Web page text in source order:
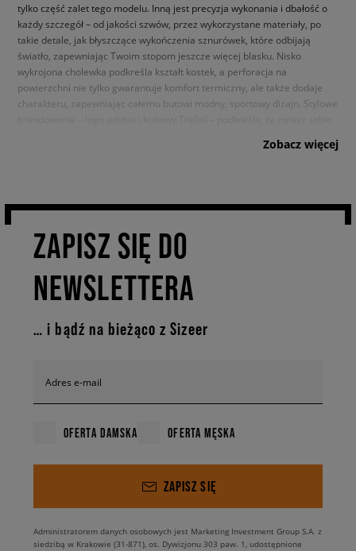
tylko część zalet tego modelu. Inną jest precyzja wykonania i dbałość o
każdy szczegół – od jakości szwów, przez wykorzystane materiały, po
takie detale, jak błyszczące wykończenia sznurówek, które odbijają
światło, zapewniając Twoim stopom jeszcze więcej blasku. Nisko
wykrojona cholewka podkreśla kształt kostek, a perforacja na
powierzchni nie tylko gwarantuje komfort termiczny, ale także dodaje
charakteru, zapewniając całemu butowi modny, sportowy dizajn. Stylowe
sneakersów Sleek. Jeśli pragniesz sportowo looku z pewnością docenisz
kształt cholewki – smukły i dopasowany, dzięki któremu stopa prezentuje
najlepiej do Ciebie pasuje? Oprzyj swoją stylizację na nieśmiertelnym
kontraście, wybierając model z białą podeszwą i czarną cholewką lub
potrzebujesz czegoś bardziej energetyzującego? Właśnie na Ciebie
boyfriend, a nawet do sukienek czy modnych spódnic maxi. Niezależnie
ponadczasowe i unikalne. Dokładnie jak Ty!
Zobacz więcej
ZAPISZ SIĘ DO
NEWSLETTERA
… i bądź na bieżąco z Sizeer
Adres e-mail
OFERTA DAMSKA OFERTA MĘSKA
ZAPISZ SIĘ
Administratorem danych osobowych jest Marketing Investment Group S.A. z
siedzibą w Krakowie (31-871), os. Dywizjonu 303 paw. 1, udostępnione